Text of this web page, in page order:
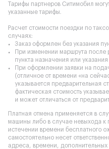
Тарифы партнеров Ситимобил
указанные тарифы.
Расчет стоимости поездки по
случаях:
Заказ оформлен без указания
При изменении маршрута после
пункта назначения или
При оформлении заявки на
(отличное от времени «на
указывается предварительная
фактическая стоимость
и может отличаться от
Платная отмена применяется в
машины либо в случае невыхода
истечении времени бесплатного
самостоятельно несет
адреса, времени,